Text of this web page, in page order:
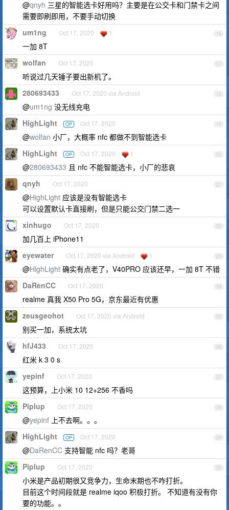
@qnyh 三星的智能选卡好用吗？主要是在公交卡和门禁卡之间
需要即刷即用，不要手动切换
16
um1ng Oct 17, 2020 1
一加 8T
17
wolfan Oct 17, 2020
听说过几天锤子要出新机了。
18
280693433 Oct 17, 2020 via Android
@um1ng 没无线充电
19
HighLight OP Oct 17, 2020
@wolfan 小厂，大概率 nfc 都做不到智能选卡
20
HighLight OP Oct 17, 2020 1
@280693433 且 nfc 不能智能选卡，小厂的悲哀
21
qnyh Oct 17, 2020
@HighLight 应该是没有智能选卡
可以设置默认卡直接刷，但是只能公交门禁二选一
22
xinhugo Oct 17, 2020
加几百上 iPhone11
23
eyewater Oct 17, 2020 via Android 1
@HighLight 确实有点老了，V40PRO 应该还早，一加 8T 不错
24
DaRenCC Oct 17, 2020
realme 真我 X50 Pro 5G，京东最近有优惠
25
zeusgeohot Oct 17, 2020 via Android
别买一加，系统太坑
26
hfJ433 Oct 17, 2020
红米 k 3 0 s
27
yepinf Oct 17, 2020
这预算，上小米 10 12+256 不香吗
28
Piplup Oct 17, 2020
@yepinf 上不去啊。。。
29
HighLight OP Oct 17, 2020
@DaRenCC 支持智能 nfc 吗？老哥
30
Piplup Oct 17, 2020
小米是产品初期很又竞争力，生命末期也不咋打折。
目前这个时间段就是 realme iqoo 积极打折。 不知道有没有你
要的功能。。